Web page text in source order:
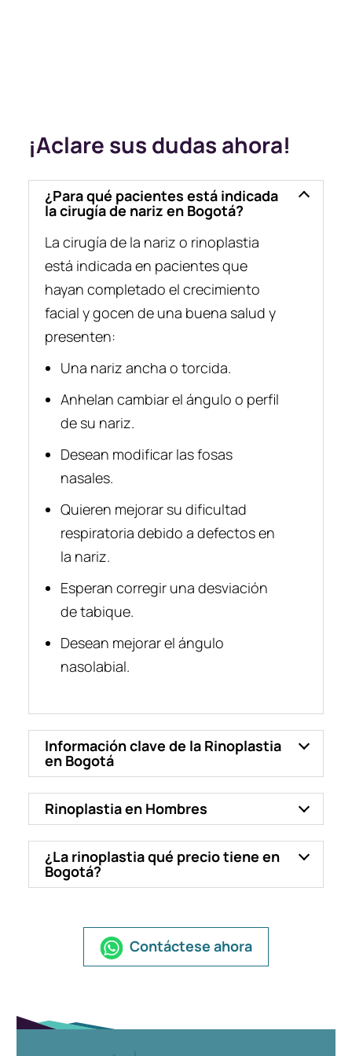
¡Aclare sus dudas ahora!
¿Para qué pacientes está indicada
la cirugía de nariz en Bogotá?
La cirugía de la nariz o rinoplastia
está indicada en pacientes que
hayan completado el crecimiento
facial y gocen de una buena salud y
presenten:
Una nariz ancha o torcida.
Anhelan cambiar el ángulo o perfil
de su nariz.
Desean modificar las fosas
nasales.
Quieren mejorar su dificultad
respiratoria debido a defectos en
la nariz.
Esperan corregir una desviación
de tabique.
Desean mejorar el ángulo
nasolabial.
Información clave de la Rinoplastia
en Bogotá
Rinoplastia en Hombres
¿La rinoplastia qué precio tiene en
Bogotá?
Contáctese ahora